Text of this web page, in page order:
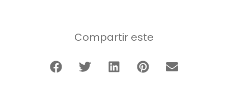
Compartir este